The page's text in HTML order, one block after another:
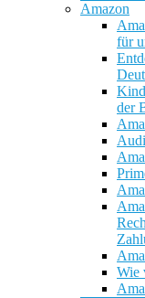
Amazon
für
der
Wie